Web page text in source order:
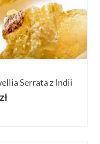
Serrata z Indii
zł